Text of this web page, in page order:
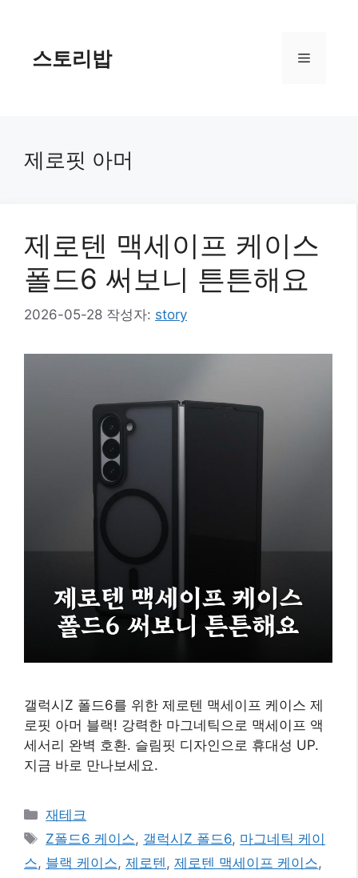
스토리밥 메
제로핏 아머
제로텐 맥세이프 케이스
폴드6 써보니 튼튼해요
2026-05-28 작성자: story
갤럭시Z 폴드6를 위한 제로텐 맥세이프 케이스 제
로핏 아머 블랙! 강력한 마그네틱으로 맥세이프 액
세서리 완벽 호환. 슬림핏 디자인으로 휴대성 UP.
지금 바로 만나보세요.
카
테
리
재테크
태
그
Z폴드6 케이스, 갤럭시Z 폴드6, 마그네틱 케이
스, 블랙 케이스, 제로텐 , 제로텐 맥세이프 케이스,